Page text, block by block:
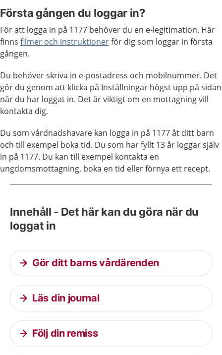
Första gången du loggar in?
För att logga in på 1177 behöver du en e-legitimation. Här
finns filmer och instruktionerför dig som loggar in första
gången.
Du behöver skriva in e-postadress och mobilnummer. Det
gör du genom att klicka på Inställningar högst upp på sidan
när du har loggat in. Det är viktigt om en mottagning vill
kontakta dig.
Du som vårdnadshavare kan logga in på 1177 åt ditt barn
och till exempel boka tid. Du som har fyllt 13 år loggar själv
in på 1177. Du kan till exempel kontakta en
ungdomsmottagning, boka en tid eller förnya ett recept.
Innehåll - Det här kan du göra när du
loggat in
Gör ditt barns vårdärenden
Läs din journal
Följ din remiss